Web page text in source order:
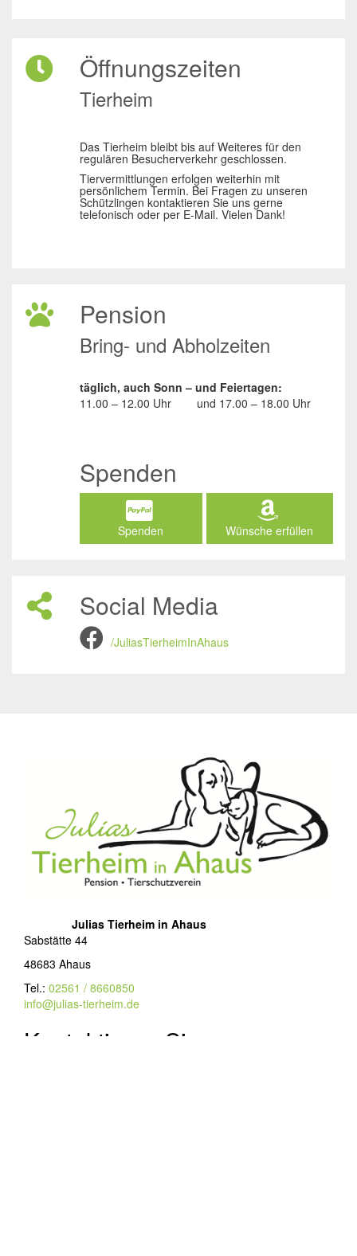
Öffnungszeiten
Tierheim
Das Tierheim bleibt bis auf Weiteres für den
regulären Besucherverkehr geschlossen.
Tiervermittlungen erfolgen weiterhin mit
persönlichem Termin. Bei Fragen zu unseren
Schützlingen kontaktieren Sie uns gerne
telefonisch oder per E-Mail. Vielen Dank!
Pension
Bring- und Abholzeiten
täglich, auch Sonn – und Feiertagen:
11.00 – 12.00 Uhr
und 17.00 – 18.00 Uhr
Spenden
Spenden Wünsche erfüllen
Social Media
/JuliasTierheimInAhaus
Julias Tierheim in Ahaus
Sabstätte 44
48683 Ahaus
Tel.: 02561 / 8660850
info@julias-tierheim.de
Kontaktieren Sie uns